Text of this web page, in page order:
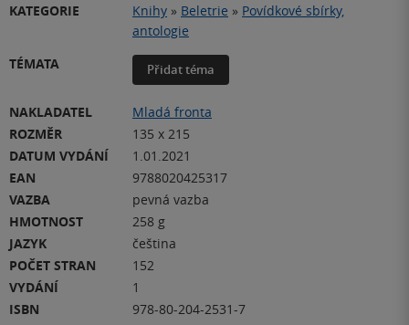
KATEGORIE Knihy » Beletrie » Povídkové sbírky,
antologie
TÉMATA
Přidat téma
NAKLADATEL
Mladá fronta
ROZMĚR
135 x 215
DATUM VYDÁNÍ
1.01.2021
EAN
9788020425317
VAZBA
pevná vazba
HMOTNOST
258 g
JAZYK
čeština
POČET STRAN
152
VYDÁNÍ
1
ISBN
978-80-204-2531-7